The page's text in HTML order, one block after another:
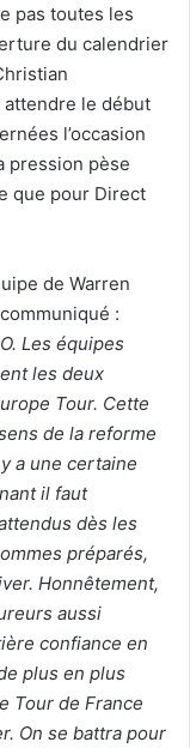
pas toutes les
du calendrier
le début
l’occasion
pression pèse
que pour Direct
de Warren
:
Les équipes
les deux
Tour. Cette
de la reforme
a une certaine
il faut
dès les
préparés,
Honnêtement,
aussi
confiance en
plus en plus
Tour de France
On se battra pour